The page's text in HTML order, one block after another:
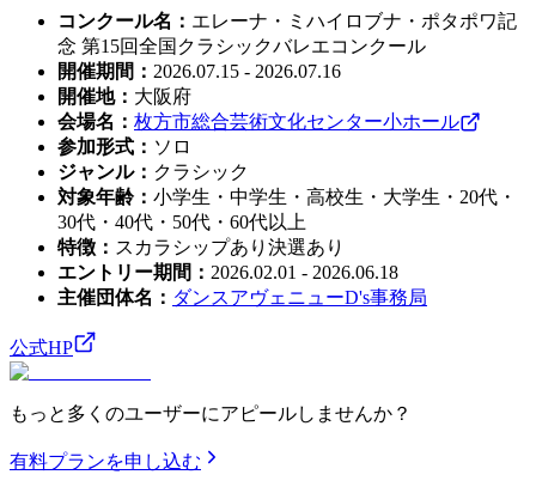
コンクール名 ： エレーナ・ミハイロブナ・ポタポワ記
念 第15回全国クラシックバレエコンクール
開催期間 ： 2026.07.15 - 2026.07.16
開催地： 大阪府
会場名 ： 枚方市総合芸術文化センター小ホール
参加形式 ： ソロ
ジャンル： クラシック
対象年齢 ： 小学生・中学生・高校生・大学生・20代・
30代・40代・50代・60代以上
特徴 ： スカラシップあり 決選あり
エントリー期間 ： 2026.02.01 - 2026.06.18
主催団体名 ： ダンスアヴェニューD's事務局
公式HP
もっと多くのユーザーにアピールしませんか？
有料プランを申し込む